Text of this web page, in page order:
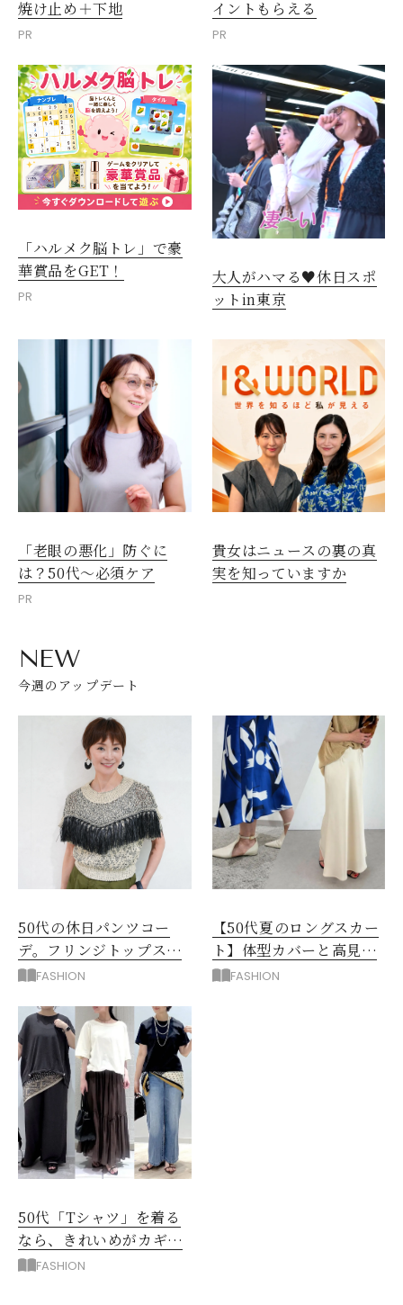
焼け止め＋下地
PR
イントもらえる
PR
「ハルメク脳トレ」で豪
華賞品をGET！
PR
大人がハマる♥休日スポ
ットin東京
「老眼の悪化」防ぐに
は？50代～必須ケア
PR
貴女はニュースの裏の真
実を知っていますか
NEW
今週のアップデート
50代の休日パンツコー
デ。フリンジトップスを
主役に洗練アースカラー
FASHION
【50代夏のロングスカー
ト】体型カバーと高見え
を叶える4コーデ
FASHION
50代「Tシャツ」を着る
なら、きれいめがカギ！
部屋着に見えないコツ
FASHION